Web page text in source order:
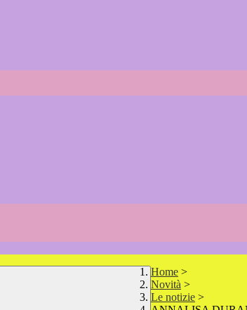
Home >
Novità >
Le notizie >